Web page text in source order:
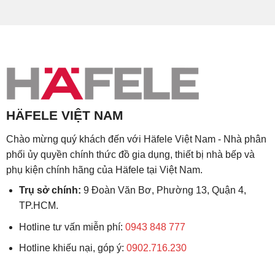
HÄFELE VIỆT NAM
Chào mừng quý khách đến với Häfele Việt Nam - Nhà phân
phối ủy quyền chính thức đồ gia dụng, thiết bị nhà bếp và
phụ kiện chính hãng của Häfele tại Việt Nam.
Trụ sở chính: 9 Đoàn Văn Bơ, Phường 13, Quận 4,
TP.HCM.
Hotline tư vấn miễn phí: 0943 848 777
Hotline khiếu nại, góp ý: 0902.716.230